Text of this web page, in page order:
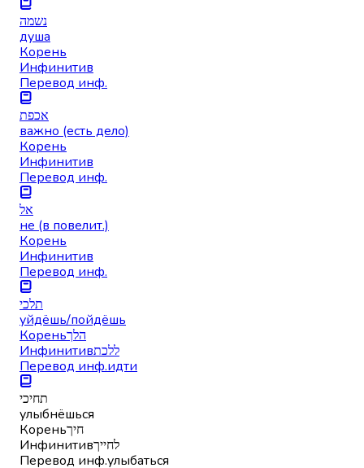
נשמה
душа
Корень
Инфинитив
Перевод инф.
אכפת
важно (есть дело)
Корень
Инфинитив
Перевод инф.
אל
не (в повелит.)
Корень
Инфинитив
Перевод инф.
תלכי
уйдёшь/пойдёшь
Кореньהלך
Инфинитивללכת
Перевод инф.идти
תחיכי
улыбнёшься
Кореньחיך
Инфинитивלחייך
Перевод инф.улыбаться